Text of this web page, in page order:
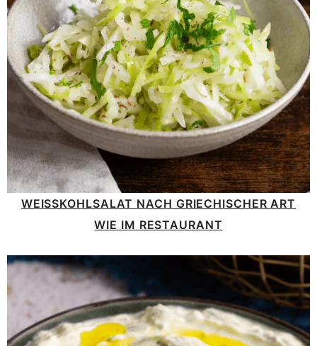
WEISSKOHLSALAT NACH GRIECHISCHER ART W
IE IM RESTAURANT